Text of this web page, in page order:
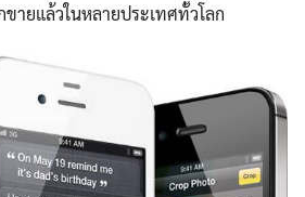
ขายแล้วในหลายประเทศทั้วโลก